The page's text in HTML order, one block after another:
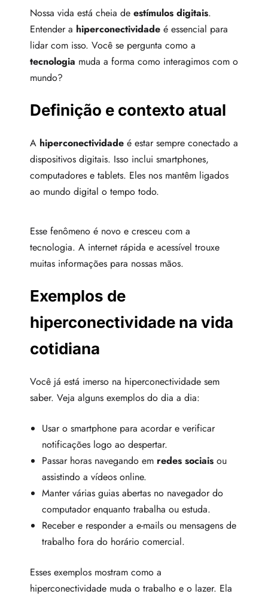
Nossa vida está cheia de estímulos digitais.
Entender a hiperconectividade é essencial para
lidar com isso. Você se pergunta como a
tecnologia muda a forma como interagimos com o
mundo?
Definição e contexto atual
A hiperconectividade é estar sempre conectado a
dispositivos digitais. Isso inclui smartphones,
computadores e tablets. Eles nos mantêm ligados
ao mundo digital o tempo todo.
Esse fenômeno é novo e cresceu com a
tecnologia. A internet rápida e acessível trouxe
muitas informações para nossas mãos.
Exemplos de
hiperconectividade na vida
cotidiana
Você já está imerso na hiperconectividade sem
saber. Veja alguns exemplos do dia a dia:
Usar o smartphone para acordar e verificar
notificações logo ao despertar.
Passar horas navegando em redes sociais ou
assistindo a vídeos online.
Manter várias guias abertas no navegador do
computador enquanto trabalha ou estuda.
Receber e responder a e-mails ou mensagens de
trabalho fora do horário comercial.
Esses exemplos mostram como a
hiperconectividade muda o trabalho e o lazer. Ela